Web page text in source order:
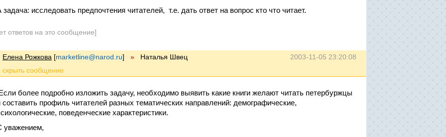
задача: исследовать предпочтения читателей, т.е. дать ответ на вопрос кто что читает.
ответов на это сообщение]
2003-11-05 23:20:08
Елена Рожкова [marketline@narod.ru] » Наталья Швец
более подробно изложить задачу, необходимо выявить какие книги желают читать петербуржцы
составить профиль читателей разных тематических направлений: демографические,
поведенческие характеристики.
уважением,